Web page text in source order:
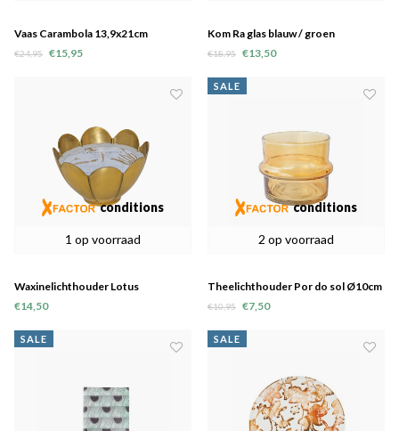
Vaas Carambola 13,9x21cm
€24,95 €15,95
Kom Ra glas blauw / groen
€18,95 €13,50
1 op voorraad
conditions
Waxinelichthouder Lotus
€14,50
SALE
2 op voorraad
conditions
Theelichthouder Por do sol Ø10cm
€10,95 €7,50
SALE SALE